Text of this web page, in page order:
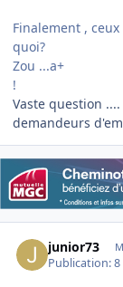
Finalement ,
quoi?
Zou ...a+
!
Vaste question
demandeurs
junior73
Publication:8